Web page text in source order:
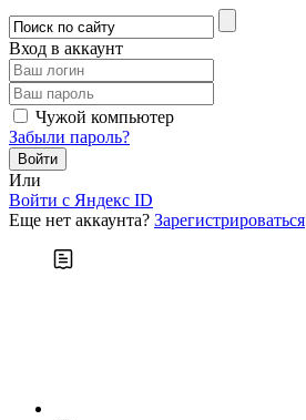
Вход в аккаунт
Чужой компьютер
Забыли пароль?
Или
Войти c Яндекс ID
Еще нет аккаунта? Зарегистрироваться